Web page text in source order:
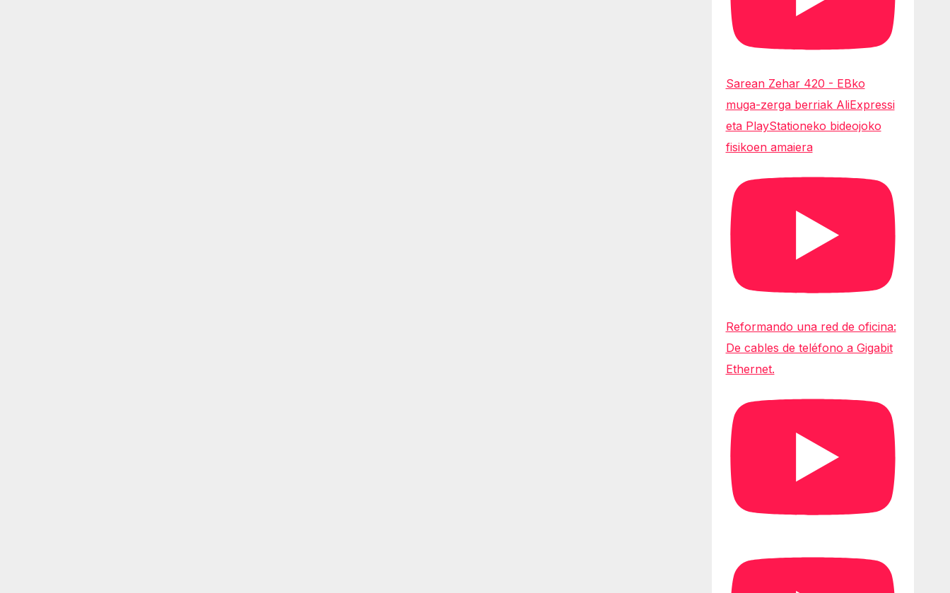
Sarean Zehar 420 - EBko
muga-zerga berriak AliExpressi
eta PlayStationeko bideojoko
fisikoen amaiera
Reformando una red de oficina:
De cables de teléfono a Gigabit
Ethernet.